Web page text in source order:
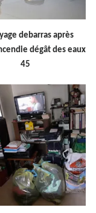
debarras après
dégât des eaux
45